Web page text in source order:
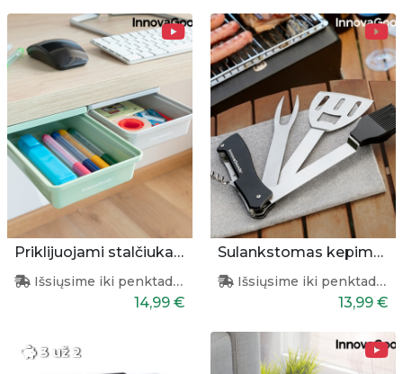
Priklijuojami stalčiukai 2 vnt.
Išsiųsime iki penktadienio
14,99 €
Sulankstomas kepimo įrankių rinkinys
Išsiųsime iki penktadienio
13,99 €
3 už 2